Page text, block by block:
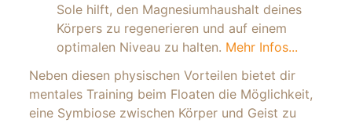
Sole hilft, den Magnesiumhaushalt deines
Körpers zu regenerieren und auf einem
optimalen Niveau zu halten. Mehr Infos...
Neben diesen physischen Vorteilen bietet dir
mentales Training beim Floaten die Möglichkeit,
eine Symbiose zwischen Körper und Geist zu